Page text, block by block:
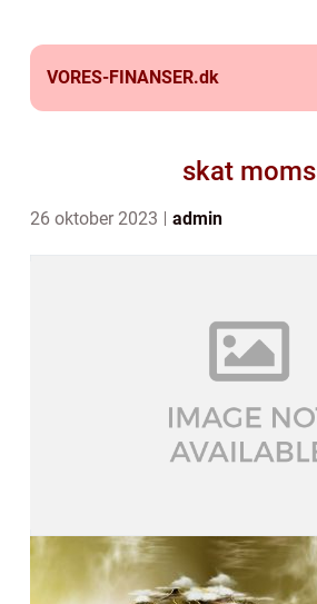
VORES-FINANSER.dk
skat moms
26 oktober 2023 admin